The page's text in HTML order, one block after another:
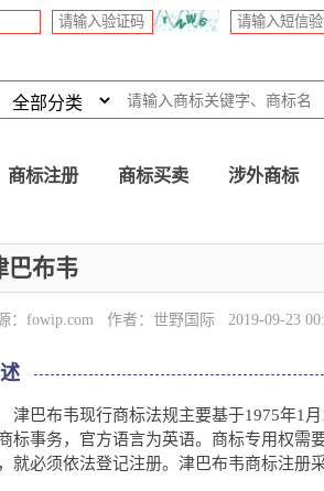
商标注册 商标买卖 涉外商标
巴布韦
：fowip.com 作者：世野国际 2019-09-23
巴布韦现行商标法规主要基于1975年1月
标事务，官方语言为英语。商标专用权需
就必须依法登记注册。津巴布韦商标注册